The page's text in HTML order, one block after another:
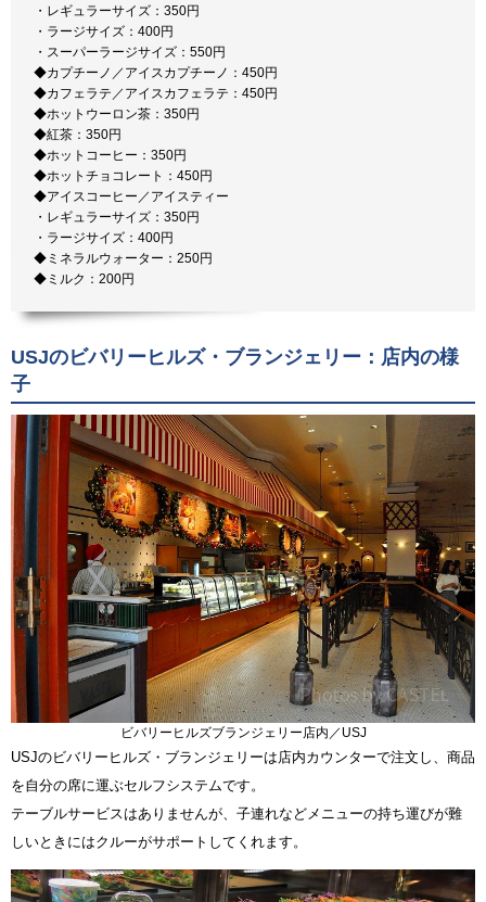
・レギュラーサイズ：350円
・ラージサイズ：400円
・スーパーラージサイズ：550円
◆カプチーノ／アイスカプチーノ：450円
◆カフェラテ／アイスカフェラテ：450円
◆ホットウーロン茶：350円
◆紅茶：350円
◆ホットコーヒー：350円
◆ホットチョコレート：450円
◆アイスコーヒー／アイスティー
・レギュラーサイズ：350円
・ラージサイズ：400円
◆ミネラルウォーター：250円
◆ミルク：200円
USJのビバリーヒルズ・ブランジェリー：店内の様
子
ビバリーヒルズブランジェリー店内／USJ
USJのビバリーヒルズ・ブランジェリーは店内カウンターで注文し、商品
を自分の席に運ぶセルフシステムです。
テーブルサービスはありませんが、子連れなどメニューの持ち運びが難
しいときにはクルーがサポートしてくれます。